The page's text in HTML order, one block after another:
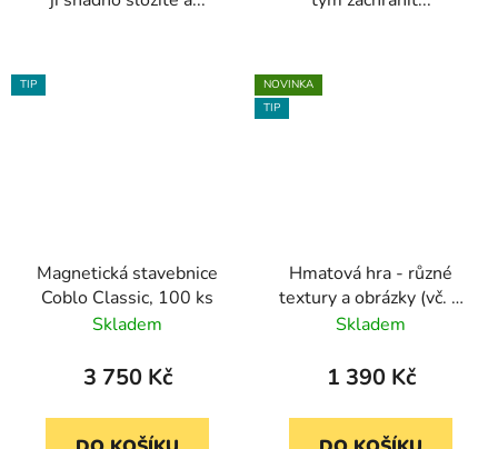
TIP
Magnetická stavebnice
Coblo Classic, 100 ks
Skladem
3 750 Kč
NOVINKA
TIP
Hmatová hra - různé
textury a obrázky (vč. 2
masek na oči)
Skladem
1 390 Kč